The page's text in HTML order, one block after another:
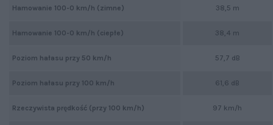
38,5 m
38,4 m
57,7 dB
61,6 dB
97 km/h
Hamowanie 100-0 km/h (zimne)
Hamowanie 100-0 km/h (ciepłe)
Poziom hałasu przy 50 km/h
Poziom hałasu przy 100 km/h
Rzeczywista prędkość (przy 100 km/h)